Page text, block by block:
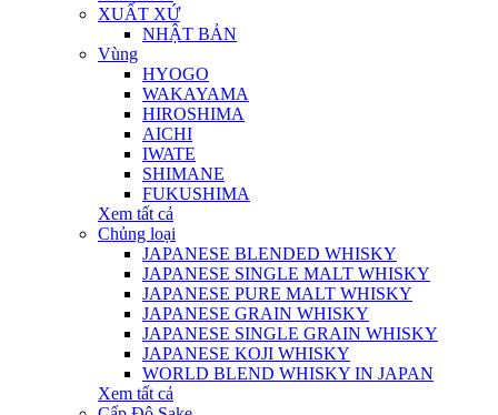
XUẤT XỨ
NHẬT BẢN
Vùng
HYOGO
WAKAYAMA
HIROSHIMA
AICHI
IWATE
SHIMANE
FUKUSHIMA
Xem tất cả
Chủng loại
JAPANESE BLENDED WHISKY
JAPANESE SINGLE MALT WHISKY
JAPANESE PURE MALT WHISKY
JAPANESE GRAIN WHISKY
JAPANESE SINGLE GRAIN WHISKY
JAPANESE KOJI WHISKY
WORLD BLEND WHISKY IN JAPAN
Xem tất cả